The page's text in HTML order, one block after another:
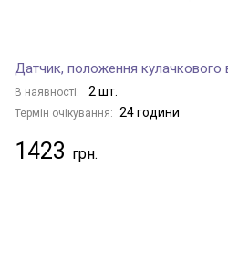
Датчик, положення кулачкового
В наявності: 2 шт.
Термін очікування: 24 години
1423